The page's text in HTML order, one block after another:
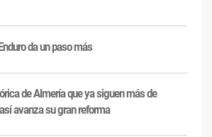
da un paso más
de Almería que ya siguen más de
avanza su gran reforma